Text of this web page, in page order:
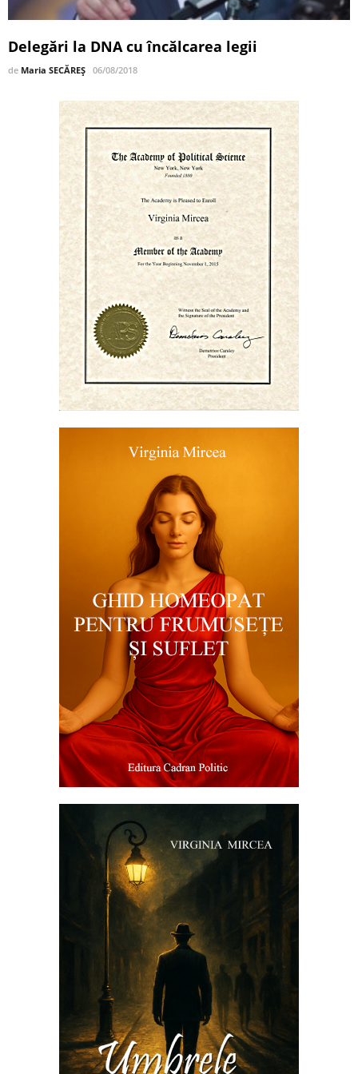
Delegări la DNA cu încălcarea legii
de Maria SECĂREȘ 06/08/2018